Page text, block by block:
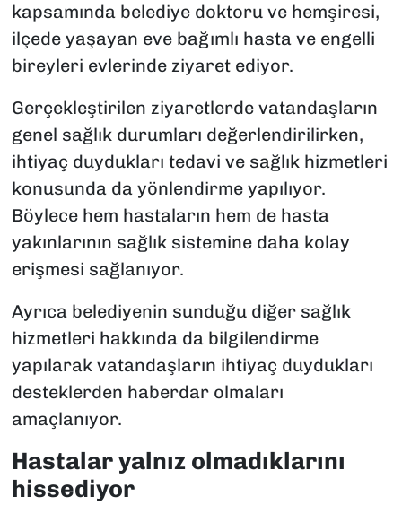
kapsamında belediye doktoru ve hemşiresi,
ilçede yaşayan eve bağımlı hasta ve engelli
bireyleri evlerinde ziyaret ediyor.
Gerçekleştirilen ziyaretlerde vatandaşların
genel sağlık durumları değerlendirilirken,
ihtiyaç duydukları tedavi ve sağlık hizmetleri
konusunda da yönlendirme yapılıyor.
Böylece hem hastaların hem de hasta
yakınlarının sağlık sistemine daha kolay
erişmesi sağlanıyor.
Ayrıca belediyenin sunduğu diğer sağlık
hizmetleri hakkında da bilgilendirme
yapılarak vatandaşların ihtiyaç duydukları
desteklerden haberdar olmaları
amaçlanıyor.
Hastalar yalnız olmadıklarını
hissediyor